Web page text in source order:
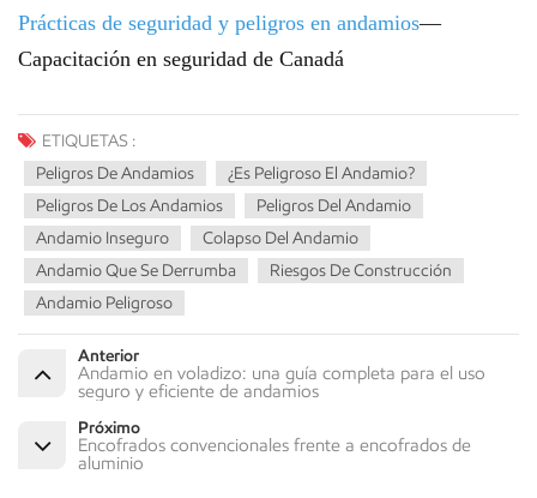
Prácticas de seguridad y peligros en andamios—
Capacitación en seguridad de Canadá
ETIQUETAS :
Peligros De Andamios
¿Es Peligroso El Andamio?
Peligros De Los Andamios
Peligros Del Andamio
Andamio Inseguro
Colapso Del Andamio
Andamio Que Se Derrumba
Riesgos De Construcción
Andamio Peligroso
Anterior
Andamio en voladizo: una guía completa para el uso
seguro y eficiente de andamios
Próximo
Encofrados convencionales frente a encofrados de
aluminio